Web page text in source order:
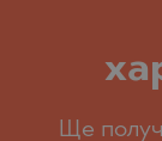
Ще